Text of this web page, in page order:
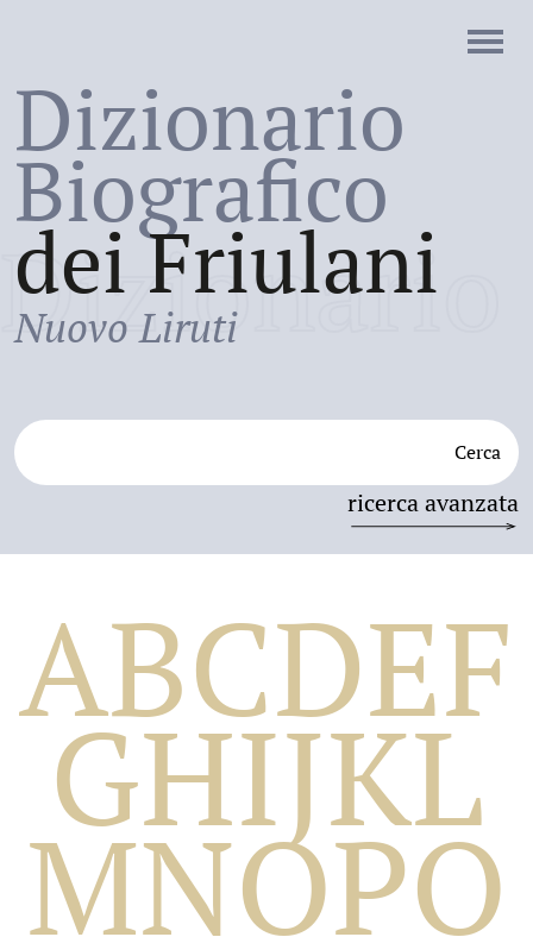
Dizionario
Biografico
dei Friulani
Nuovo Liruti
Cerca
ricerca avanzata
Dizionario
Biografico
ABCDEF
GHIJKL
MNOPQ